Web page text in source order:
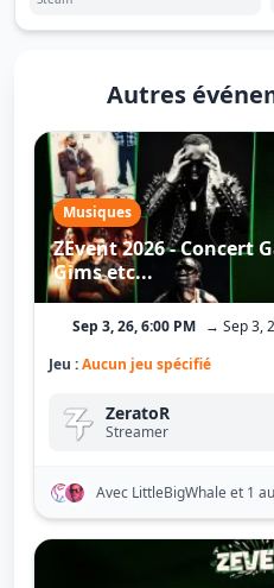
Autres
Musiques
ZEvent 2026 - Concert
Gims etc...
Sep 3, 26, 6:00 PM → Sep 3,
Jeu :Aucun jeu spécifié
ZeratoR
Streamer
Avec LittleBigWhaleet 1